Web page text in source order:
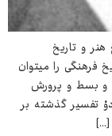
و تاریخ
فرهنگی را می‌توان
و بسط و پرورش
تفسیر گذشته بر